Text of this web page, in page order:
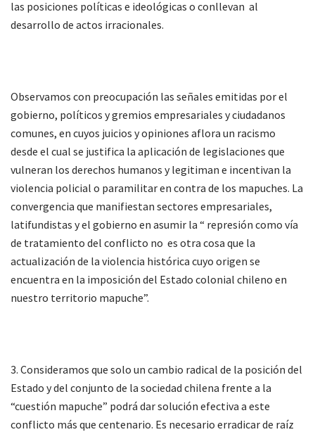
las posiciones políticas e ideológicas o conllevan al
desarrollo de actos irracionales.
Observamos con preocupación las señales emitidas por el
gobierno, políticos y gremios empresariales y ciudadanos
comunes, en cuyos juicios y opiniones aflora un racismo
desde el cual se justifica la aplicación de legislaciones que
vulneran los derechos humanos y legitiman e incentivan la
violencia policial o paramilitar en contra de los mapuches. La
convergencia que manifiestan sectores empresariales,
latifundistas y el gobierno en asumir la “ represión como vía
de tratamiento del conflicto no es otra cosa que la
actualización de la violencia histórica cuyo origen se
encuentra en la imposición del Estado colonial chileno en
nuestro territorio mapuche”.
3. Consideramos que solo un cambio radical de la posición del
Estado y del conjunto de la sociedad chilena frente a la
“cuestión mapuche” podrá dar solución efectiva a este
conflicto más que centenario. Es necesario erradicar de raíz